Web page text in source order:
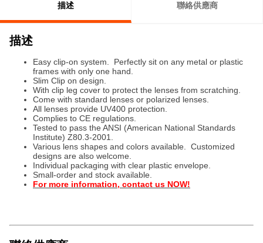
描述 聯絡供應商
描述
Easy clip-on system. Perfectly sit on any metal or plastic
frames with only one hand.
Slim Clip on design.
With clip leg cover to protect the lenses from scratching.
Come with standard lenses or polarized lenses.
All lenses provide UV400 protection.
Complies to CE regulations.
Tested to pass the ANSI (American National Standards
Institute) Z80.3-2001.
Various lens shapes and colors available. Customized
designs are also welcome.
Individual packaging with clear plastic envelope.
Small-order and stock available.
For more information, contact us NOW!